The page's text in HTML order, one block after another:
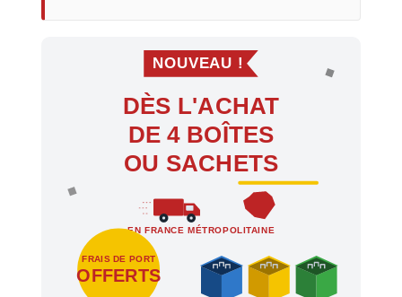
NOUVEAU !
DÈS L'ACHAT
DE 4 BOÎTES
OU SACHETS
EN FRANCE MÉTROPOLITAINE
FRAIS DE PORT
OFFERTS